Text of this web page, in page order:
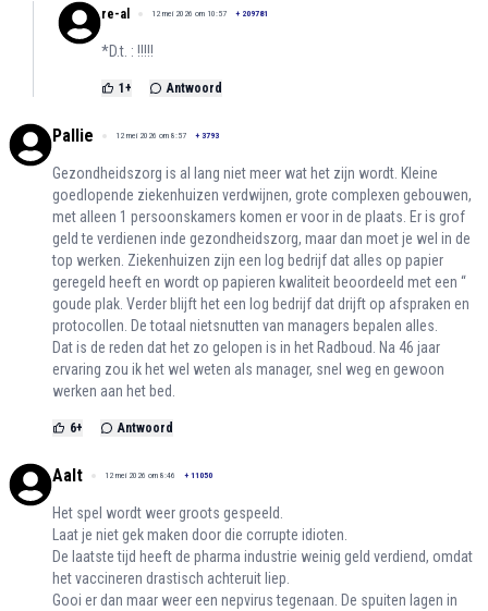
re-al 12 mei 2026 om 10:57 + 209781
*D.t. : !!!!!
1 + Antwoord
Pallie 12 mei 2026 om 8:57 + 3793
Gezondheidszorg is al lang niet meer wat het zijn wordt. Kleine
goedlopende ziekenhuizen verdwijnen, grote complexen gebouwen,
met alleen 1 persoonskamers komen er voor in de plaats. Er is grof
geld te verdienen inde gezondheidszorg, maar dan moet je wel in de
top werken. Ziekenhuizen zijn een log bedrijf dat alles op papier
geregeld heeft en wordt op papieren kwaliteit beoordeeld met een “
goude plak. Verder blijft het een log bedrijf dat drijft op afspraken en
protocollen. De totaal nietsnutten van managers bepalen alles.
Dat is de reden dat het zo gelopen is in het Radboud. Na 46 jaar
ervaring zou ik het wel weten als manager, snel weg en gewoon
werken aan het bed.
6+ Antwoord
Aalt 12 mei 2026 om 8:46 + 11050
Het spel wordt weer groots gespeeld.
Laat je niet gek maken door die corrupte idioten.
De laatste tijd heeft de pharma industrie weinig geld verdiend, omdat
het vaccineren drastisch achteruit liep.
Gooi er dan maar weer een nepvirus tegenaan. De spuiten lagen in